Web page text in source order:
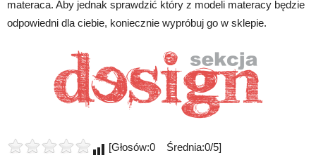
materaca. Aby jednak sprawdzić który z modeli materacy będzie
odpowiedni dla ciebie, koniecznie wypróbuj go w sklepie.
[Głosów:0 Średnia:0/5]